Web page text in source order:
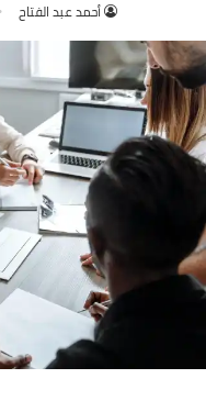
أحمد عبد الفتاح